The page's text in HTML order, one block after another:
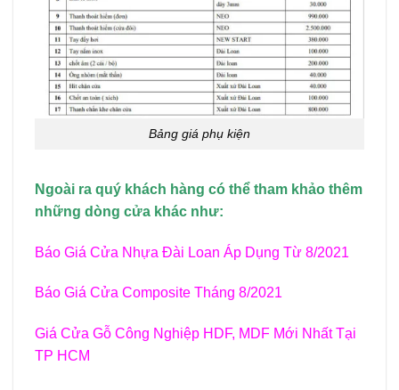
Bảng giá phụ kiện
Ngoài ra quý khách hàng có thể tham khảo thêm
những dòng cửa khác như:
Báo Giá Cửa Nhựa Đài Loan Áp Dụng Từ 8/2021
Báo Giá Cửa Composite Tháng 8/2021
Giá Cửa Gỗ Công Nghiệp HDF, MDF Mới Nhất Tại
TP HCM